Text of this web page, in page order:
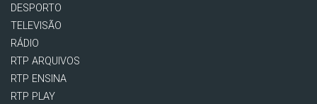
DESPORTO
TELEVISÃO
RÁDIO
RTP ARQUIVOS
RTP ENSINA
RTP PLAY